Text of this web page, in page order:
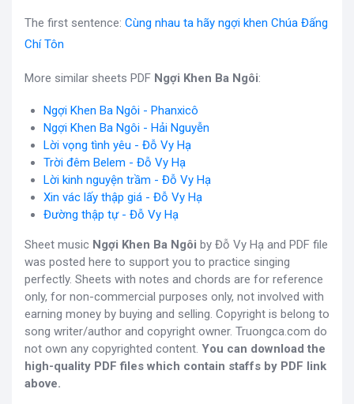
The first sentence: Cùng nhau ta hãy ngợi khen Chúa Đấng
Chí Tôn
More similar sheets PDF Ngợi Khen Ba Ngôi:
Ngợi Khen Ba Ngôi - Phanxicô
Ngợi Khen Ba Ngôi - Hải Nguyễn
Lời vọng tình yêu - Đỗ Vy Hạ
Trời đêm Belem - Đỗ Vy Hạ
Lời kinh nguyện trầm - Đỗ Vy Hạ
Xin vác lấy thập giá - Đỗ Vy Hạ
Đường thập tự - Đỗ Vy Hạ
Sheet music Ngợi Khen Ba Ngôi by Đỗ Vy Hạ and PDF file
was posted here to support you to practice singing
perfectly. Sheets with notes and chords are for reference
only, for non-commercial purposes only, not involved with
earning money by buying and selling. Copyright is belong to
song writer/author and copyright owner. Truongca.com do
not own any copyrighted content. You can download the
high-quality PDF files which contain staffs by PDF link
above.